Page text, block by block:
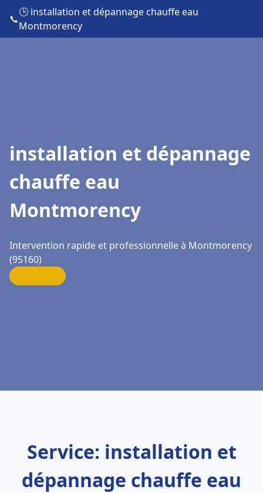
📞
🕒 installation et dépannage chauffe eau
Montmorency
installation et dépannage
chauffe eau
Montmorency
Intervention rapide et professionnelle à Montmorency
(95160)
Service: installation et
dépannage chauffe eau